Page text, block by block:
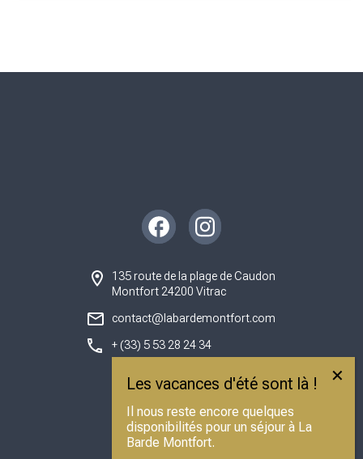
FacebookInstagram
135 route de la plage de Caudon
Montfort 24200 Vitrac
contact@labardemontfort.com
+ (33) 5 53 28 24 34
Il nous reste encore quelques
disponibilités pour un séjour à La
Barde Montfort.